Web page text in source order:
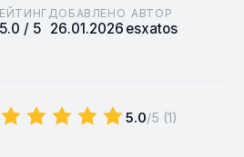
5.0 / 5
ДОБАВЛЕНО
26.01.2026
АВТОР
esxatos
5.0/5 (1)